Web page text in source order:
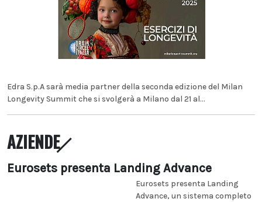
Edra S.p.A sarà media partner della seconda edizione del Milan
Longevity Summit che si svolgerà a Milano dal 21 al...
AZIENDE
Eurosets presenta Landing Advance
Eurosets presenta Landing
Advance, un sistema completo